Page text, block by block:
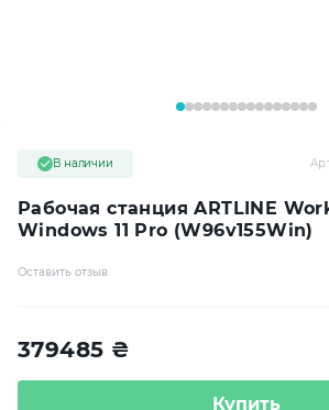
Рабочая станция ARTLINE
Windows 11 Pro (W96v155Win)
В наличии
Оставить отзыв
379485 ₴
Купить